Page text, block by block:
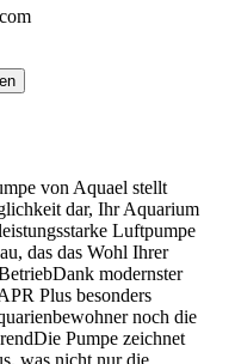
von Aquael stellt
dar, Ihr Aquarium
Luftpumpe
das das Wohl Ihrer
modernster
Plus besonders
noch die
Pumpe zeichnet
was nicht nur die